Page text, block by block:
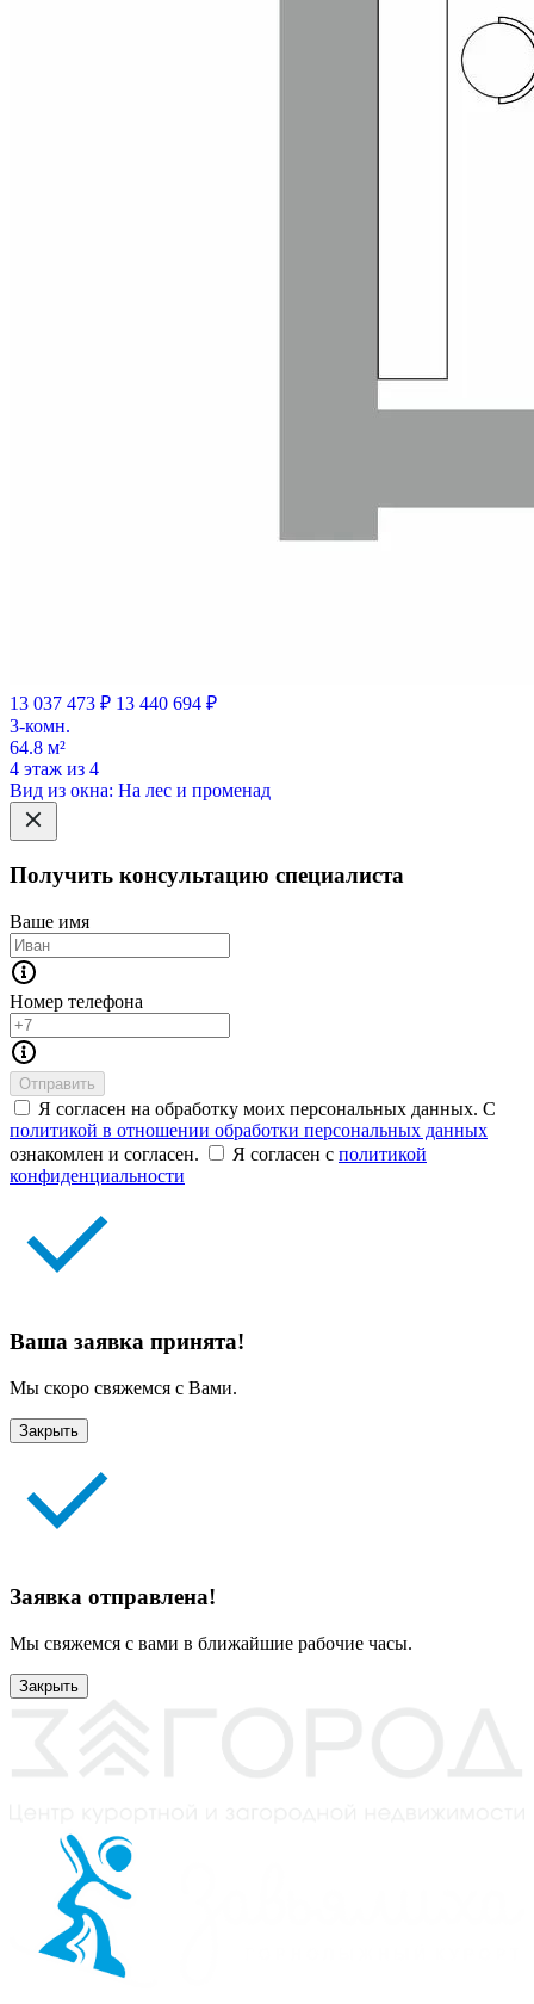
13 037 473 ₽ 13 440 694 ₽
3-комн.
64.8 м²
4 этаж из 4
Вид из окна: На лес и променад
Получить консультацию специалиста
Ваше имя
Номер телефона
Отправить
Я согласен на обработку моих персональных данных. С
политикой в отношении обработки персональных данных
ознакомлен и согласен.
Я согласен с политикой
конфиденциальности
Ваша заявка принята!
Мы скоро свяжемся с Вами.
Закрыть
Заявка отправлена!
Мы свяжемся с вами в ближайшие рабочие часы.
Закрыть